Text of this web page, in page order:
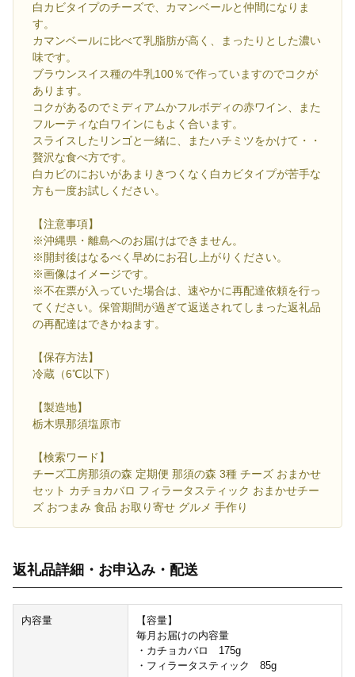
白カビタイプのチーズで、カマンベールと仲間になりま
す。
カマンベールに比べて乳脂肪が高く、まったりとした濃い
味です。
ブラウンスイス種の牛乳100％で作っていますのでコクが
あります。
コクがあるのでミディアムかフルボディの赤ワイン、また
フルーティな白ワインにもよく合います。
スライスしたリンゴと一緒に、またハチミツをかけて・・
贅沢な食べ方です。
白カビのにおいがあまりきつくなく白カビタイプが苦手な
方も一度お試しください。
【注意事項】
※沖縄県・離島へのお届けはできません。
※開封後はなるべく早めにお召し上がりください。
※画像はイメージです。
※不在票が入っていた場合は、速やかに再配達依頼を行っ
てください。保管期間が過ぎて返送されてしまった返礼品
の再配達はできかねます。
【保存方法】
冷蔵（6℃以下）
【製造地】
栃木県那須塩原市
【検索ワード】
チーズ工房那須の森 定期便 那須の森 3種 チーズ おまかせ
セット カチョカバロ フィラータスティック おまかせチー
ズ おつまみ 食品 お取り寄せ グルメ 手作り
返礼品詳細・お申込み・配送
内容量
【容量】
毎月お届けの内容量
・カチョカバロ 175g
・フィラータスティック 85g